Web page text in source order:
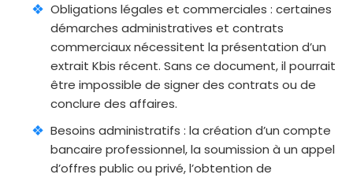
Obligations légales et commerciales : certaines
démarches administratives et contrats
commerciaux nécessitent la présentation d’un
extrait Kbis récent. Sans ce document, il pourrait
être impossible de signer des contrats ou de
conclure des affaires.
Besoins administratifs : la création d’un compte
bancaire professionnel, la soumission à un appel
d’offres public ou privé, l’obtention de